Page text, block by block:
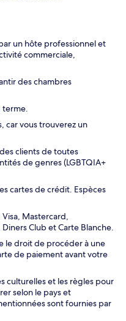
un hôte professionnel et
commerciale,
des chambres
terme.
car vous trouverez un
clients de toutes
de genres (LGBTQIA+
cartes de crédit. Espèces
Mastercard,
Club et Carte Blanche.
le droit de procéder à une
de paiement avant votre
culturelles et les règles pour
selon le pays et
sont fournies par